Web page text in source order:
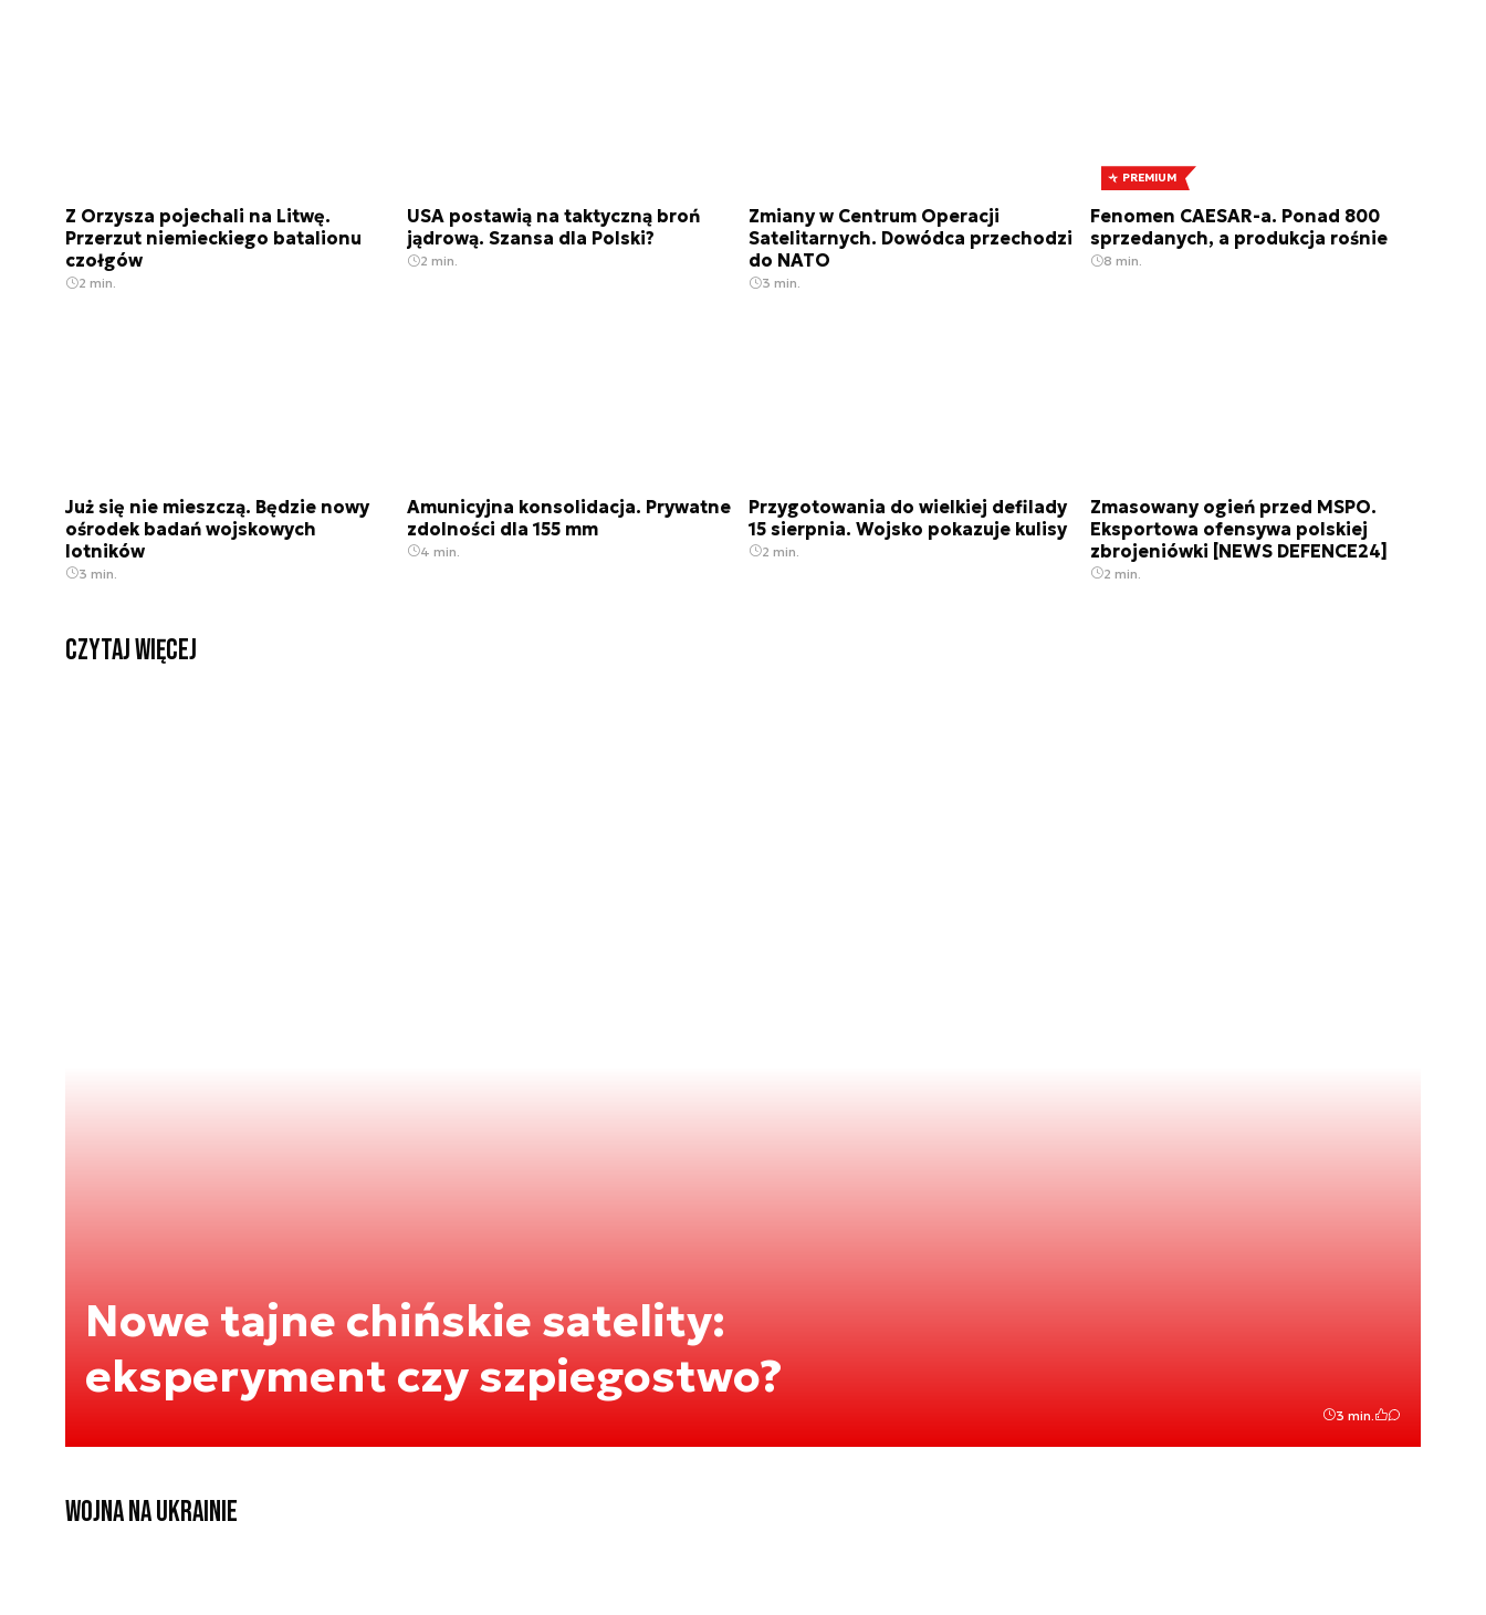
Z Orzysza pojechali na Litwę.
Przerzut niemieckiego batalionu
czołgów
2 min.
USA postawią na taktyczną broń
jądrową. Szansa dla Polski?
2 min.
Zmiany w Centrum Operacji
Satelitarnych. Dowódca przechodzi
do NATO
3 min.
PREMIUM
Fenomen CAESAR-a. Ponad 800
sprzedanych, a produkcja rośnie
8 min.
Już się nie mieszczą. Będzie nowy
ośrodek badań wojskowych
lotników
3 min.
Amunicyjna konsolidacja. Prywatne
zdolności dla 155 mm
4 min.
Przygotowania do wielkiej defilady
15 sierpnia. Wojsko pokazuje kulisy
2 min.
Zmasowany ogień przed MSPO.
Eksportowa ofensywa polskiej
zbrojeniówki [NEWS DEFENCE24]
2 min.
czytaj więcej
Nowe tajne chińskie satelity:
eksperyment czy szpiegostwo?
3 min.
Wojna na Ukrainie